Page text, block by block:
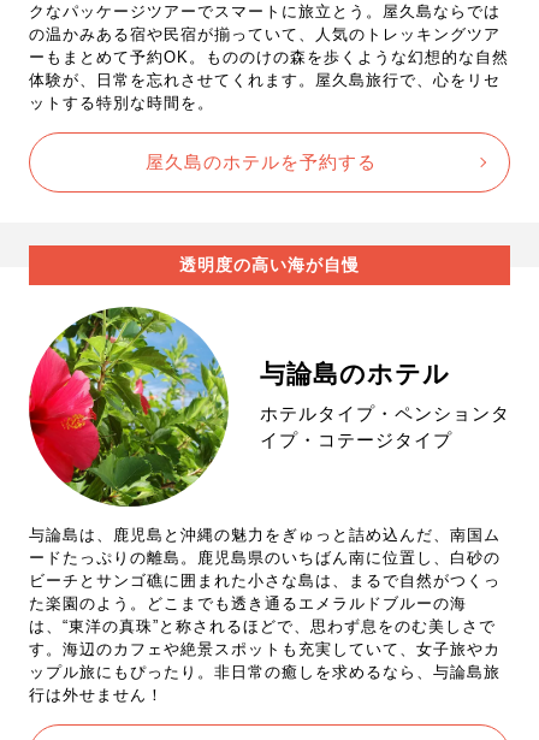
クなパッケージツアーでスマートに旅立とう。屋久島ならでは
の温かみある宿や民宿が揃っていて、人気のトレッキングツア
ーもまとめて予約OK。もののけの森を歩くような幻想的な自然
体験が、日常を忘れさせてくれます。屋久島旅行で、心をリセ
ットする特別な時間を。
屋久島のホテルを予約する
透明度の高い海が自慢
与論島のホテル
ホテルタイプ・ペンションタ
イプ・コテージタイプ
与論島は、鹿児島と沖縄の魅力をぎゅっと詰め込んだ、南国ム
ードたっぷりの離島。鹿児島県のいちばん南に位置し、白砂の
ビーチとサンゴ礁に囲まれた小さな島は、まるで自然がつくっ
た楽園のよう。どこまでも透き通るエメラルドブルーの海
は、“東洋の真珠”と称されるほどで、思わず息をのむ美しさで
す。海辺のカフェや絶景スポットも充実していて、女子旅やカ
ップル旅にもぴったり。非日常の癒しを求めるなら、与論島旅
行は外せません！